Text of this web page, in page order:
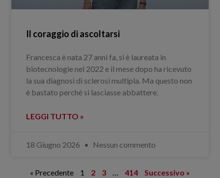
Il coraggio di ascoltarsi
Francesca è nata 27 anni fa, si è laureata in
biotecnologie nel 2022 e il mese dopo ha ricevuto
la sua diagnosi di sclerosi multipla. Ma questo non
è bastato perché si lasciasse abbattere.
LEGGI TUTTO »
18 Giugno 2026 Nessun commento
« Precedente 1 2 3 … 414 Successivo »